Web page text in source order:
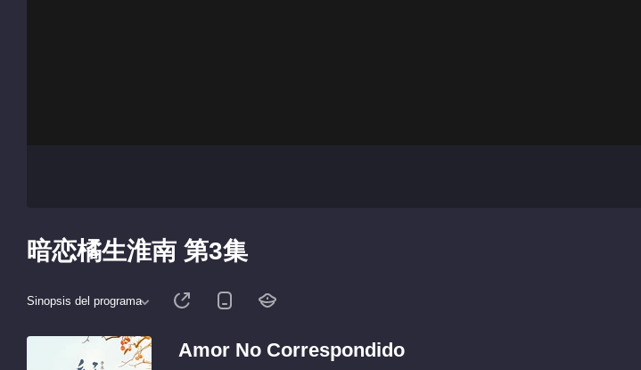
暗恋橘生淮南 第3集
Sinopsis del programa
Amor No Correspondido